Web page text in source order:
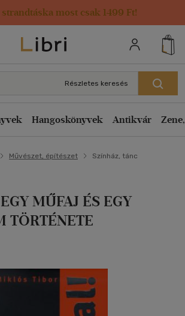
most csak 1499 Ft!
Kártya adatai
Részletes keresés
Hangoskönyvek Antikvár
Művészet, építészet Színház, tánc
MŰFAJ ÉS EGY
TÖRTÉNETE